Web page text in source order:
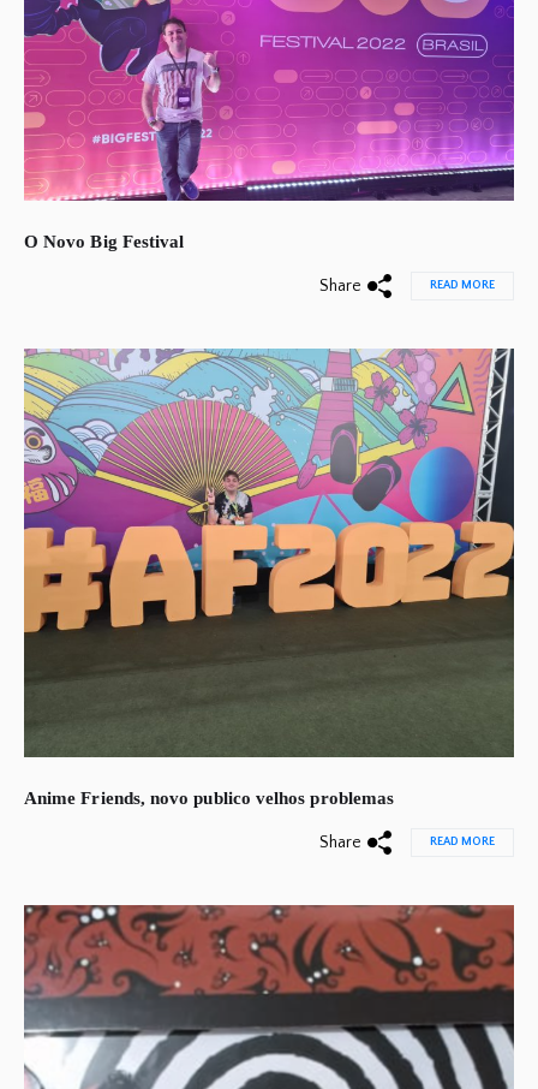
O Novo Big Festival
Share READ MORE
Anime Friends, novo publico velhos problemas
Share READ MORE